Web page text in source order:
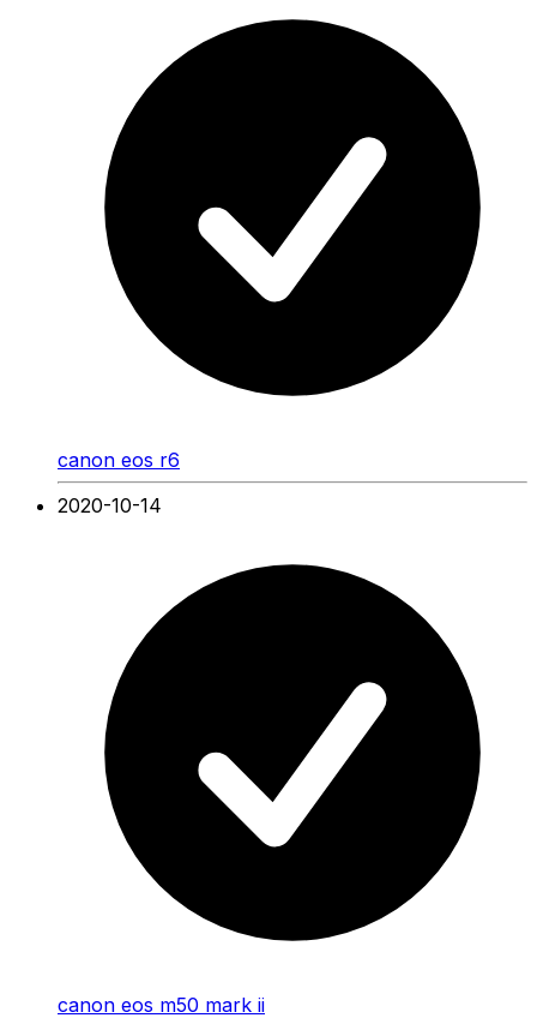
canon eos r6
2020-10-14
canon eos m50 mark ii